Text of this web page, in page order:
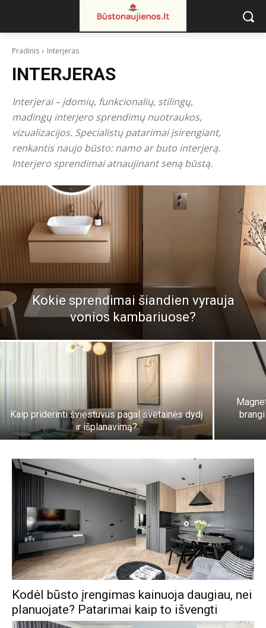
Pradinis Interjeras
INTERJERAS
Interjerai – įdomių, funkcionalių, stilingų,
madingų interjero sprendimų nuotraukos,
vizualizacijos. Specialistų patarimai įsirengiant,
renkantis naujo būsto: namo ar buto interjerą.
Interjero sprendimai atnaujinant seną būstą.
Kokie sprendimai šiandien vyrauja
vonios kambariuose?
Kaip priderinti šviestuvus pagal svetainės dydį
ir išplanavimą?
Kodėl būsto įrengimas kainuoja daugiau, nei
planuojate? Patarimai kaip to išvengti